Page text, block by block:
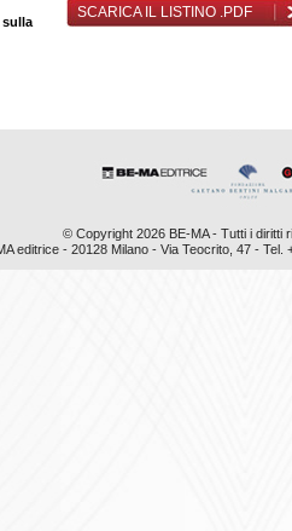
sulla
SCARICA IL LISTINO .PDF
© Copyright 2026 BE-MA - Tutti i diritti
editrice - 20128 Milano - Via Teocrito, 47 -